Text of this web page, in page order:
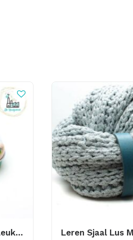
Steekmarkeerders In Leuk Blikje 035